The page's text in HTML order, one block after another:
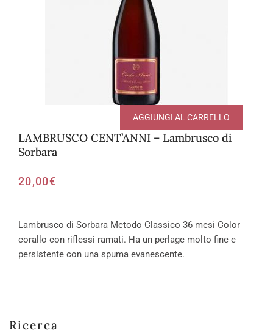
Ricerca
LAMBRUSCO CENT’ANNI – Lambrusco di
Sorbara
20,00€
AGGIUNGI AL CARRELLO
Lambrusco di Sorbara Metodo Classico 36 mesi Color
corallo con riflessi ramati. Ha un perlage molto fine e
persistente con una spuma evanescente.